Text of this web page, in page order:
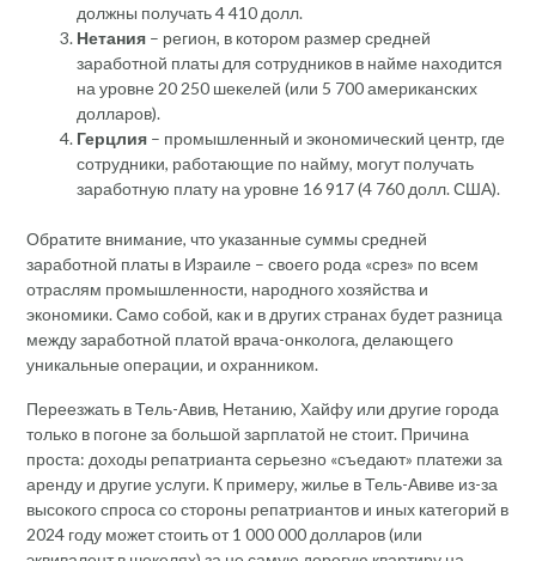
должны получать 4 410 долл.
Нетания – регион, в котором размер средней
заработной платы для сотрудников в найме находится
на уровне 20 250 шекелей (или 5 700 американских
долларов).
Герцлия – промышленный и экономический центр, где
сотрудники, работающие по найму, могут получать
заработную плату на уровне 16 917 (4 760 долл. США).
Обратите внимание, что указанные суммы средней
заработной платы в Израиле – своего рода «срез» по всем
отраслям промышленности, народного хозяйства и
экономики. Само собой, как и в других странах будет разница
между заработной платой врача-онколога, делающего
уникальные операции, и охранником.
Переезжать в Тель-Авив, Нетанию, Хайфу или другие города
только в погоне за большой зарплатой не стоит. Причина
проста: доходы репатрианта серьезно «съедают» платежи за
аренду и другие услуги. К примеру, жилье в Тель-Авиве из-за
высокого спроса со стороны репатриантов и иных категорий в
2024 году может стоить от 1 000 000 долларов (или